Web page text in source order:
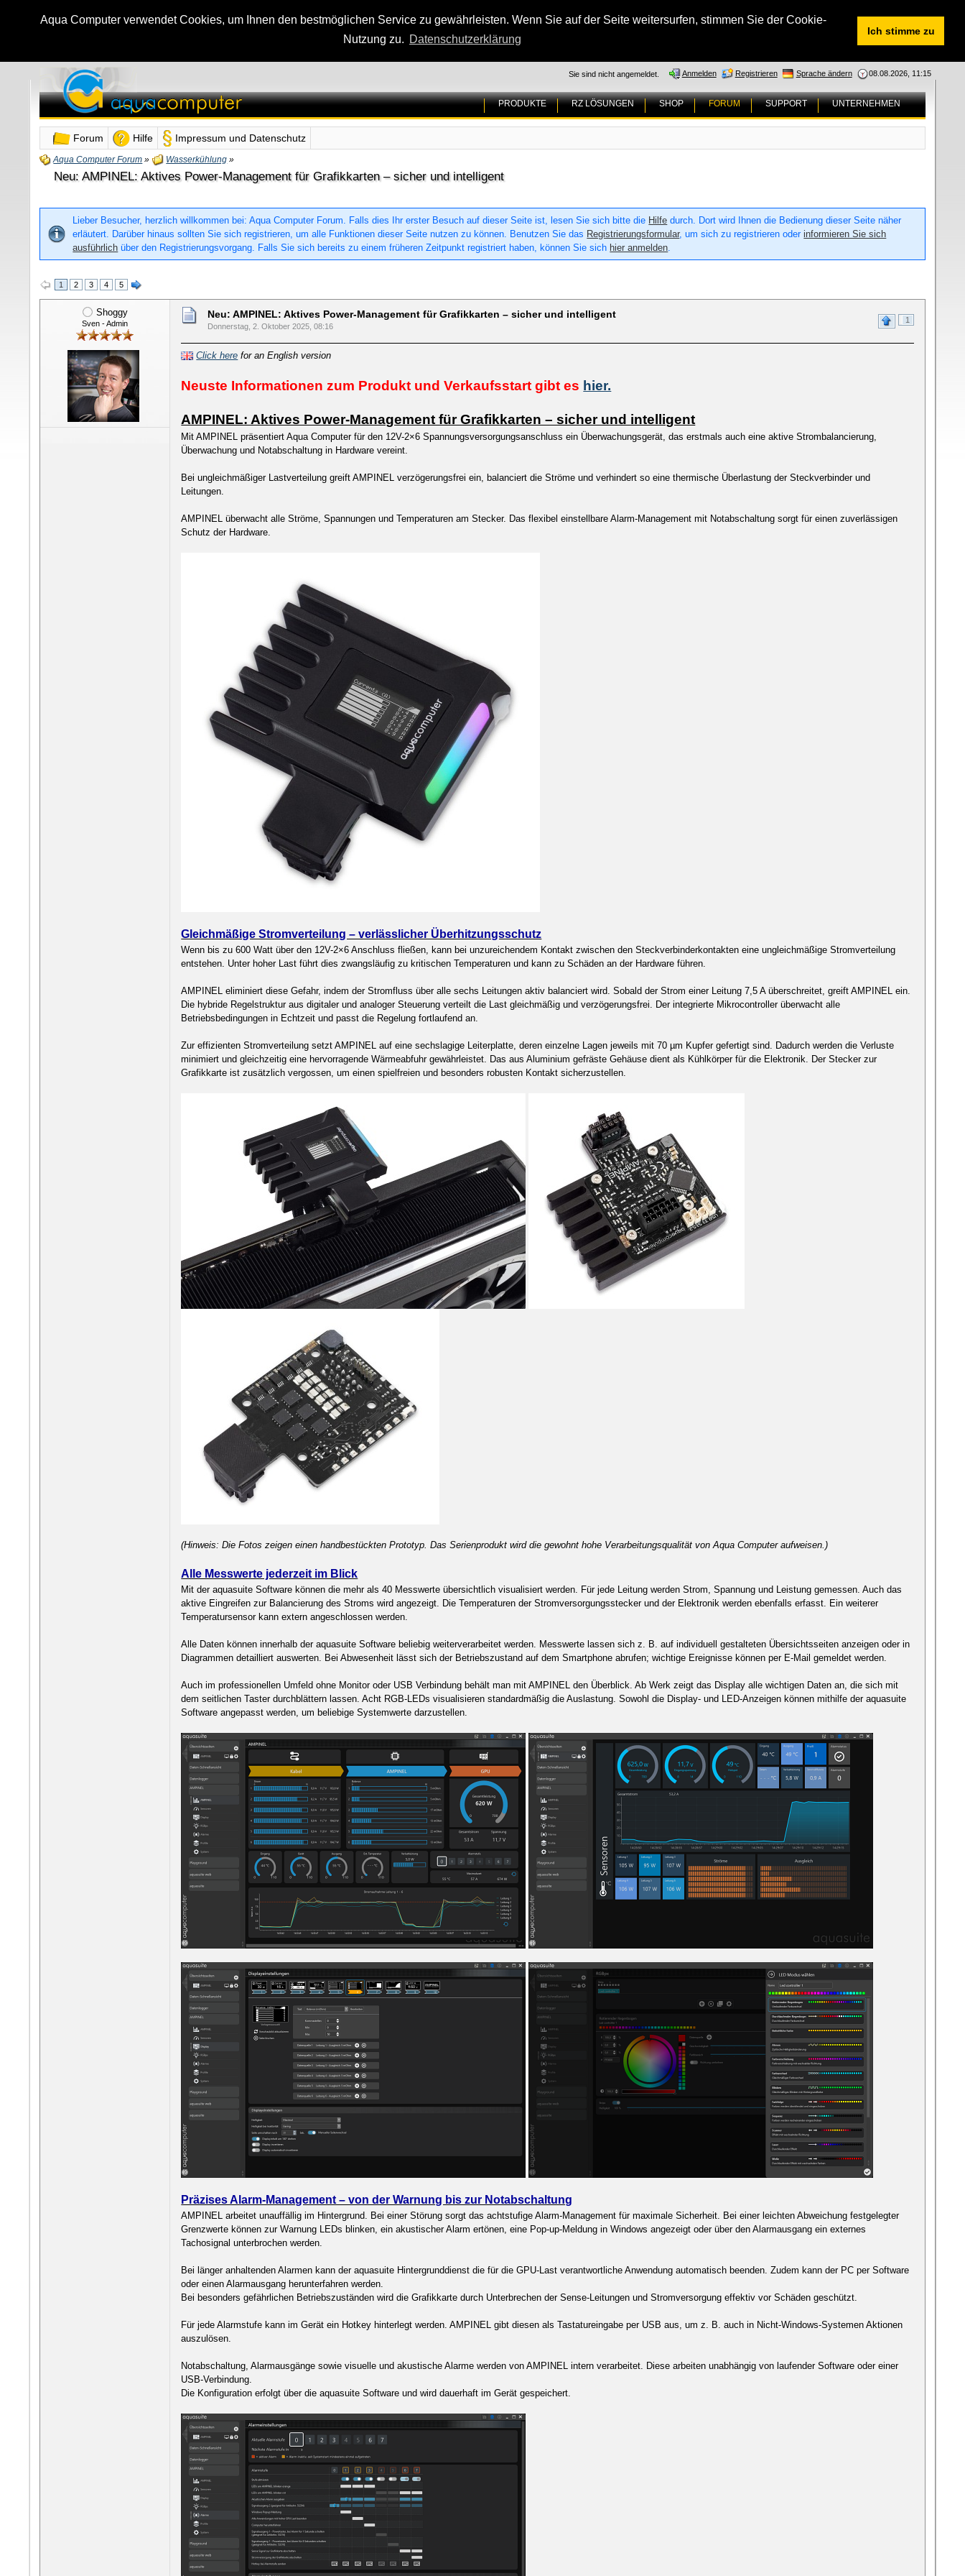
Aqua Computer verwendet Cookies, um Ihnen den bestmöglichen Service zu gewährleisten. Wenn Sie auf der Seite weitersurfen, stimmen Sie der Cookie-
Nutzung zu. Datenschutzerklärung
Ich stimme zu
08.08.2026, 11:15
Sprache ändern
Registrieren
Anmelden
Sie sind nicht angemeldet.
PRODUKTE RZ LÖSUNGEN SHOP FORUM SUPPORT UNTERNEHMEN
Forum Hilfe Impressum und Datenschutz
Aqua Computer Forum » Wasserkühlung »
Neu: AMPINEL: Aktives Power-Management für Grafikkarten – sicher und intelligent
Lieber Besucher, herzlich willkommen bei: Aqua Computer Forum. Falls dies Ihr erster Besuch auf dieser Seite ist, lesen Sie sich bitte die Hilfe durch. Dort wird Ihnen die Bedienung dieser Seite näher
erläutert. Darüber hinaus sollten Sie sich registrieren, um alle Funktionen dieser Seite nutzen zu können. Benutzen Sie das Registrierungsformular, um sich zu registrieren oderinformieren Sie sich
ausführlich über den Registrierungsvorgang. Falls Sie sich bereits zu einem früheren Zeitpunkt registriert haben, können Sie sich hier anmelden.
1 2 3 4 5
Shoggy
Sven - Admin
Neu: AMPINEL: Aktives Power-Management für Grafikkarten – sicher und intelligent
Donnerstag, 2. Oktober 2025, 08:16
1
Click here for an English version
Neuste Informationen zum Produkt und Verkaufsstart gibt es hier.
AMPINEL: Aktives Power-Management für Grafikkarten – sicher und intelligent
Mit AMPINEL präsentiert Aqua Computer für den 12V-2×6 Spannungsversorgungsanschluss ein Überwachungsgerät, das erstmals auch eine aktive Strombalancierung,
Überwachung und Notabschaltung in Hardware vereint.
Bei ungleichmäßiger Lastverteilung greift AMPINEL verzögerungsfrei ein, balanciert die Ströme und verhindert so eine thermische Überlastung der Steckverbinder und
Leitungen.
AMPINEL überwacht alle Ströme, Spannungen und Temperaturen am Stecker. Das flexibel einstellbare Alarm-Management mit Notabschaltung sorgt für einen zuverlässigen
Schutz der Hardware.
Gleichmäßige Stromverteilung – verlässlicher Überhitzungsschutz
Wenn bis zu 600 Watt über den 12V-2×6 Anschluss fließen, kann bei unzureichendem Kontakt zwischen den Steckverbinderkontakten eine ungleichmäßige Stromverteilung
entstehen. Unter hoher Last führt dies zwangsläufig zu kritischen Temperaturen und kann zu Schäden an der Hardware führen.
AMPINEL eliminiert diese Gefahr, indem der Stromfluss über alle sechs Leitungen aktiv balanciert wird. Sobald der Strom einer Leitung 7,5 A überschreitet, greift AMPINEL ein.
Die hybride Regelstruktur aus digitaler und analoger Steuerung verteilt die Last gleichmäßig und verzögerungsfrei. Der integrierte Mikrocontroller überwacht alle
Betriebsbedingungen in Echtzeit und passt die Regelung fortlaufend an.
Zur effizienten Stromverteilung setzt AMPINEL auf eine sechslagige Leiterplatte, deren einzelne Lagen jeweils mit 70 µm Kupfer gefertigt sind. Dadurch werden die Verluste
minimiert und gleichzeitig eine hervorragende Wärmeabfuhr gewährleistet. Das aus Aluminium gefräste Gehäuse dient als Kühlkörper für die Elektronik. Der Stecker zur
Grafikkarte ist zusätzlich vergossen, um einen spielfreien und besonders robusten Kontakt sicherzustellen.
(Hinweis: Die Fotos zeigen einen handbestückten Prototyp. Das Serienprodukt wird die gewohnt hohe Verarbeitungsqualität von Aqua Computer aufweisen.)
Alle Messwerte jederzeit im Blick
Mit der aquasuite Software können die mehr als 40 Messwerte übersichtlich visualisiert werden. Für jede Leitung werden Strom, Spannung und Leistung gemessen. Auch das
aktive Eingreifen zur Balancierung des Stroms wird angezeigt. Die Temperaturen der Stromversorgungsstecker und der Elektronik werden ebenfalls erfasst. Ein weiterer
Temperatursensor kann extern angeschlossen werden.
Alle Daten können innerhalb der aquasuite Software beliebig weiterverarbeitet werden. Messwerte lassen sich z. B. auf individuell gestalteten Übersichtsseiten anzeigen oder in
Diagrammen detailliert auswerten. Bei Abwesenheit lässt sich der Betriebszustand auf dem Smartphone abrufen; wichtige Ereignisse können per E-Mail gemeldet werden.
Auch im professionellen Umfeld ohne Monitor oder USB Verbindung behält man mit AMPINEL den Überblick. Ab Werk zeigt das Display alle wichtigen Daten an, die sich mit
dem seitlichen Taster durchblättern lassen. Acht RGB-LEDs visualisieren standardmäßig die Auslastung. Sowohl die Display- und LED-Anzeigen können mithilfe der aquasuite
Software angepasst werden, um beliebige Systemwerte darzustellen.
Präzises Alarm-Management – von der Warnung bis zur Notabschaltung
AMPINEL arbeitet unauffällig im Hintergrund. Bei einer Störung sorgt das achtstufige Alarm-Management für maximale Sicherheit. Bei einer leichten Abweichung festgelegter
Grenzwerte können zur Warnung LEDs blinken, ein akustischer Alarm ertönen, eine Pop-up-Meldung in Windows angezeigt oder über den Alarmausgang ein externes
Tachosignal unterbrochen werden.
Bei länger anhaltenden Alarmen kann der aquasuite Hintergrunddienst die für die GPU-Last verantwortliche Anwendung automatisch beenden. Zudem kann der PC per Software
oder einen Alarmausgang herunterfahren werden.
Bei besonders gefährlichen Betriebszuständen wird die Grafikkarte durch Unterbrechen der Sense-Leitungen und Stromversorgung effektiv vor Schäden geschützt.
Für jede Alarmstufe kann im Gerät ein Hotkey hinterlegt werden. AMPINEL gibt diesen als Tastatureingabe per USB aus, um z. B. auch in Nicht-Windows-Systemen Aktionen
auszulösen.
Notabschaltung, Alarmausgänge sowie visuelle und akustische Alarme werden von AMPINEL intern verarbeitet. Diese arbeiten unabhängig von laufender Software oder einer
USB-Verbindung.
Die Konfiguration erfolgt über die aquasuite Software und wird dauerhaft im Gerät gespeichert.